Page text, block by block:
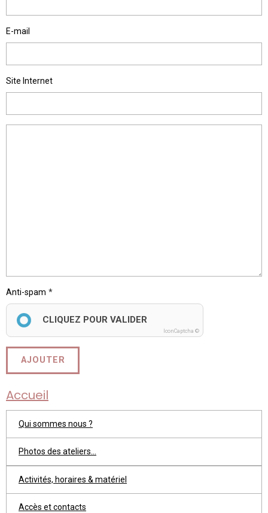
E-mail
Site Internet
Anti-spam
CLIQUEZ POUR VALIDER
IconCaptcha ©
AJOUTER
Accueil
Qui sommes nous ?
Photos des ateliers...
Activités, horaires & matériel
Accès et contacts